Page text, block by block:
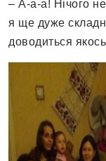
– А-а-а! Нічого
я ще дуже
доводиться